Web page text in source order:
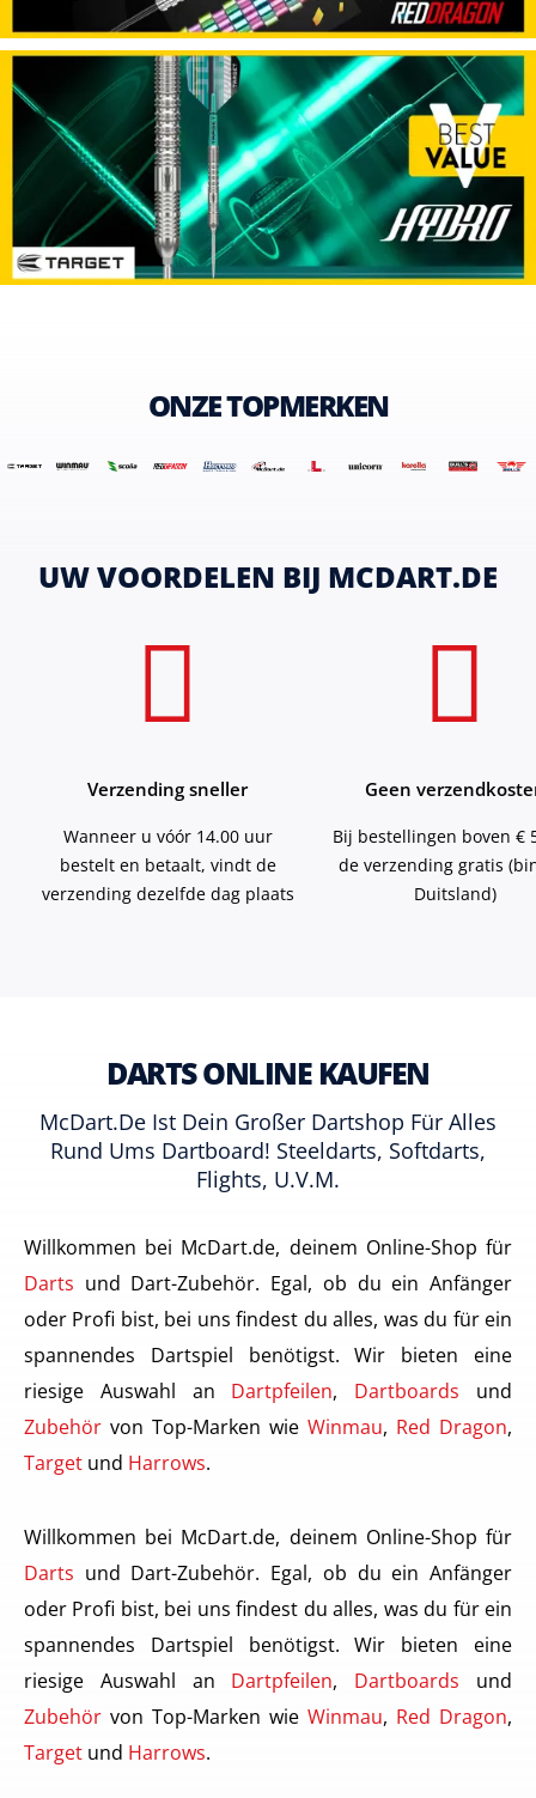
ONZE TOPMERKEN
UW VOORDELEN BIJ MCDART.DE
Verzending sneller
Wanneer u vóór 14.00 uur
bestelt en betaalt, vindt de
verzending dezelfde dag plaats
Geen
Bij bestellingen boven €
de verzending gratis
Duitsland)
DARTS ONLINE KAUFEN
McDart.de Ist Dein Großer Dartshop Für Alles
Rund Ums Dartboard! Steeldarts, Softdarts,
Flights, U.v.m.
Willkommen bei McDart.de, deinem Online-Shop für
Darts und Dart-Zubehör. Egal, ob du ein Anfänger
oder Profi bist, bei uns findest du alles, was du für ein
spannendes Dartspiel benötigst. Wir bieten eine
riesige Auswahl an Dartpfeilen, Dartboards und
Zubehör von Top-Marken wie Winmau, Red Dragon,
Target und Harrows.
Willkommen bei McDart.de, deinem Online-Shop für
Darts und Dart-Zubehör. Egal, ob du ein Anfänger
oder Profi bist, bei uns findest du alles, was du für ein
spannendes Dartspiel benötigst. Wir bieten eine
riesige Auswahl an Dartpfeilen, Dartboards und
Zubehör von Top-Marken wie Winmau, Red Dragon,
Target und Harrows.